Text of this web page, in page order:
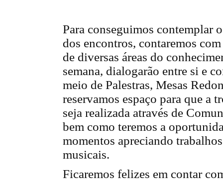
Para conseguimos contemplar
dos encontros, contaremos
de diversas áreas do
semana, dialogarão entre si e
meio de Palestras, Mesas
reservamos espaço para que a
seja realizada através de
bem como teremos a
momentos apreciando
musicais.
Ficaremos felizes em contar